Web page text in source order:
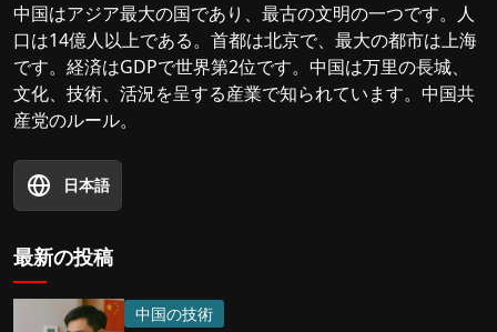
中国はアジア最大の国であり、最古の文明の一つです。人
口は14億人以上である。首都は北京で、最大の都市は上海
です。経済はGDPで世界第2位です。中国は万里の長城、
文化、技術、活況を呈する産業で知られています。中国共
産党のルール。
日本語
最新の投稿
中国の技術